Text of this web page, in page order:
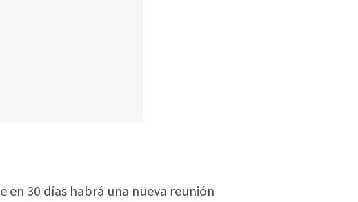
30 días habrá una nueva reunión